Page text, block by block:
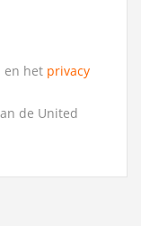
en het privacy
de United